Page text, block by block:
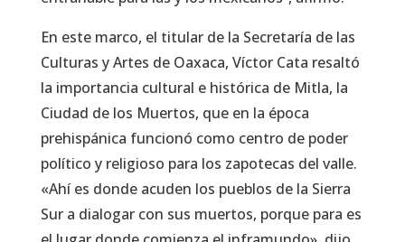
En este marco, el titular de la Secretaría de las
Culturas y Artes de Oaxaca, Víctor Cata resaltó
la importancia cultural e histórica de Mitla, la
Ciudad de los Muertos, que en la época
prehispánica funcionó como centro de poder
político y religioso para los zapotecas del valle.
«Ahí es donde acuden los pueblos de la Sierra
Sur a dialogar con sus muertos, porque para es